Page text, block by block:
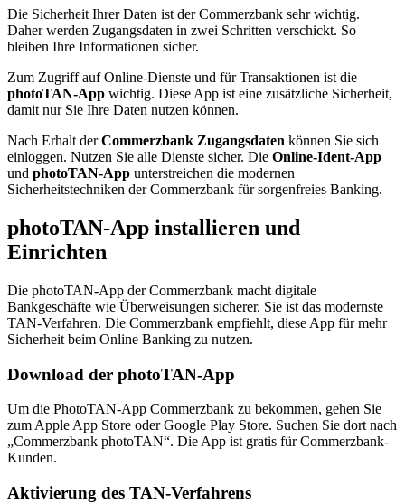
Die Sicherheit Ihrer Daten ist der Commerzbank sehr wichtig.
Daher werden Zugangsdaten in zwei Schritten verschickt. So
bleiben Ihre Informationen sicher.
Zum Zugriff auf Online-Dienste und für Transaktionen ist die
photoTAN-App wichtig. Diese App ist eine zusätzliche Sicherheit,
damit nur Sie Ihre Daten nutzen können.
Nach Erhalt derCommerzbank Zugangsdaten können Sie sich
einloggen. Nutzen Sie alle Dienste sicher. Die Online-Ident-App
und photoTAN-App unterstreichen die modernen
Sicherheitstechniken der Commerzbank für sorgenfreies Banking.
photoTAN-App installieren und
Einrichten
Die photoTAN-App der Commerzbank macht digitale
Bankgeschäfte wie Überweisungen sicherer. Sie ist das modernste
TAN-Verfahren. Die Commerzbank empfiehlt, diese App für mehr
Sicherheit beim Online Banking zu nutzen.
Download der photoTAN-App
Um die PhotoTAN-App Commerzbank zu bekommen, gehen Sie
zum Apple App Store oder Google Play Store. Suchen Sie dort nach
„Commerzbank photoTAN“. Die App ist gratis für Commerzbank-
Kunden.
Aktivierung des TAN-Verfahrens